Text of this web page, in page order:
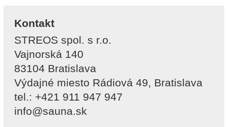
Kontakt
STREOS spol. s r.o.
Vajnorská 140
83104 Bratislava
Výdajné miesto Rádiová 49, Bratislava
tel.: +421 911 947 947
info@sauna.sk